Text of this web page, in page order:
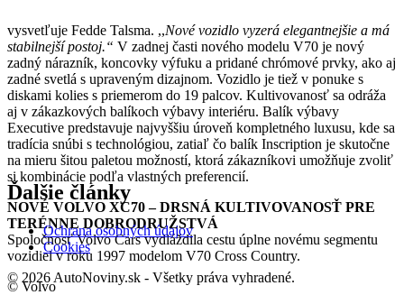
vysvetľuje Fedde Talsma. ,,Nové vozidlo vyzerá elegantnejšie a má
stabilnejší postoj.“ V zadnej časti nového modelu V70 je nový
zadný nárazník, koncovky výfuku a pridané chrómové prvky, ako aj
zadné svetlá s upraveným dizajnom. Vozidlo je tiež v ponuke s
diskami kolies s priemerom do 19 palcov. Kultivovanosť sa odráža
aj v zákazkových balíkoch výbavy interiéru. Balík výbavy
Executive predstavuje najvyššiu úroveň kompletného luxusu, kde sa
tradícia snúbi s technológiou, zatiaľ čo balík Inscription je skutočne
na mieru šitou paletou možností, ktorá zákazníkovi umožňuje zvoliť
si kombinácie podľa vlastných preferencií.
NOVÉ VOLVO XC70 – DRSNÁ KULTIVOVANOSŤ PRE
TERÉNNE DOBRODRUŽSTVÁ
Spoločnosť Volvo Cars vydláždila cestu úplne novému segmentu
vozidiel v roku 1997 modelom V70 Cross Country.
© Volvo
Ďalšie články
Ochrana osobných údajov
Cookies
© 2026 AutoNoviny.sk - Všetky práva vyhradené.